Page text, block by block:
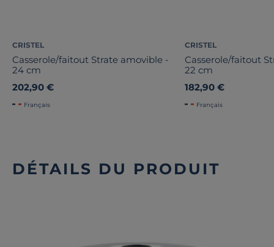
CRISTEL
Casserole/faitout Strate amovible -
24 cm
202,90 €
Français
CRISTEL
Casserole/faitout
22 cm
182,90 €
Français
DÉTAILS DU PRODUIT